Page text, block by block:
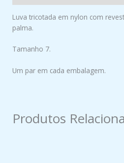
Luva tricotada em nylon com
palma.
Tamanho 7.
Um par em cada embalagem.
Produtos